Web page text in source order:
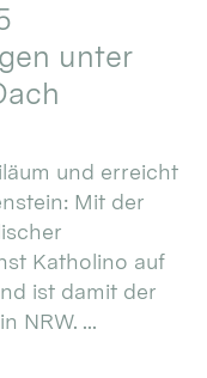
unter
und erreicht
Mit der
Katholino auf
ist damit der
NRW. ...